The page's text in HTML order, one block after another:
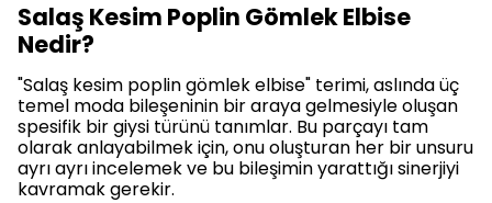
Salaş Kesim Poplin Gömlek Elbise
Nedir?
"Salaş kesim poplin gömlek elbise" terimi, aslında üç
temel moda bileşeninin bir araya gelmesiyle oluşan
spesifik bir giysi türünü tanımlar. Bu parçayı tam
olarak anlayabilmek için, onu oluşturan her bir unsuru
ayrı ayrı incelemek ve bu bileşimin yarattığı sinerjiyi
kavramak gerekir.